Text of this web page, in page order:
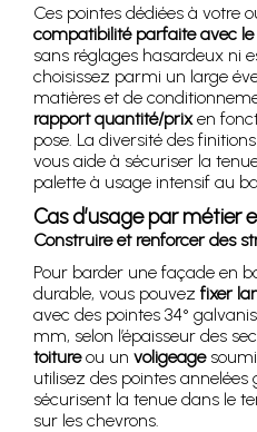
Ces pointes dédiées à votre
compatibilité parfaite avec le
sans réglages hasardeux ni
choisissez parmi un large
matières et de
rapport quantité/prixen
pose. La diversité des
vous aide à sécuriser la
palette à usage intensif au
Cas d’usage par métier
Construire et renforcer des
Pour barder une façade en
durable, vous pouvez fixer
avec des pointes 34°
mm, selon l’épaisseur des
toitureou un voligeage
utilisez des pointes annelées
sécurisent la tenue dans le
sur les chevrons.